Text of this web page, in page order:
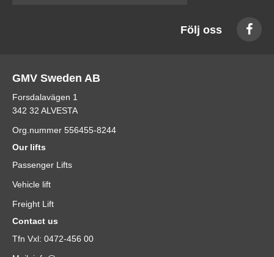
Följ oss
GMV Sweden AB
Forsdalavägen 1
342 32 ALVESTA
Org.nummer 556455-8244
Our lifts
Passenger Lifts
Vehicle lift
Freight Lift
Contact us
Tfn Vxl: 0472-456 00